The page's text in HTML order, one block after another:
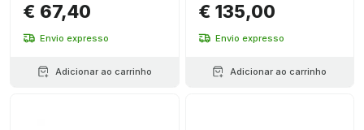
€ 67,40
Envio expresso
Adicionar ao carrinho
€ 135,00
Envio expresso
Adicionar ao carrinho